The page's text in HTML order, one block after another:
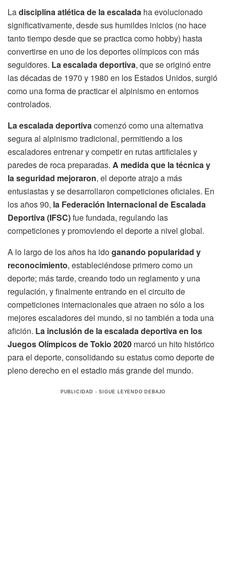
Ladisciplina atlética de la escalada ha evolucionado
significativamente, desde sus humildes inicios (no hace
tanto tiempo desde que se practica como hobby) hasta
convertirse en uno de los deportes olímpicos con más
seguidores. La escalada deportiva, que se originó entre
las décadas de 1970 y 1980 en los Estados Unidos, surgió
como una forma de practicar el alpinismo en entornos
controlados.
La escalada deportivacomenzó como una alternativa
segura al alpinismo tradicional, permitiendo a los
escaladores entrenar y competir en rutas artificiales y
paredes de roca preparadas. A medida que la técnica y
la seguridad mejoraron, el deporte atrajo a más
entusiastas y se desarrollaron competiciones oficiales. En
los años 90, la Federación Internacional de Escalada
Deportiva (IFSC)fue fundada, regulando las
competiciones y promoviendo el deporte a nivel global.
A lo largo de los años ha idoganando popularidad y
reconocimiento, estableciéndose primero como un
deporte; más tarde, creando todo un reglamento y una
regulación, y finalmente entrando en el circuito de
competiciones internacionales que atraen no sólo a los
mejores escaladores del mundo, si no también a toda una
afición. La inclusión de la escalada deportiva en los
Juegos Olímpicos de Tokio 2020 marcó un hito histórico
para el deporte, consolidando su estatus como deporte de
pleno derecho en el estadio más grande del mundo.